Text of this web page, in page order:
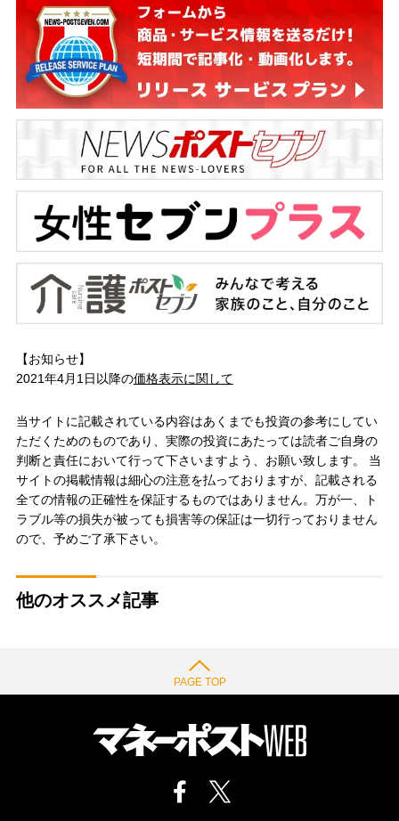
【お知らせ】
2021年4月1日以降の価格表示に関して
当サイトに記載されている内容はあくまでも投資の参考にしてい
ただくためのものであり、実際の投資にあたっては読者ご自身の
判断と責任において行って下さいますよう、お願い致します。 当
サイトの掲載情報は細心の注意を払っておりますが、記載される
全ての情報の正確性を保証するものではありません。万が一、ト
ラブル等の損失が被っても損害等の保証は一切行っておりません
ので、予めご了承下さい。
他のオススメ記事
PAGE TOP